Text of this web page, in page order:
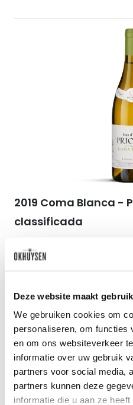
Deze website maakt
We gebruiken cookies om
personaliseren, om functies
en om ons websiteverkeer
informatie over uw gebruik
partners voor social media,
partners kunnen deze
informatie die u aan ze
2019 Coma Blanca -
classificada
6290